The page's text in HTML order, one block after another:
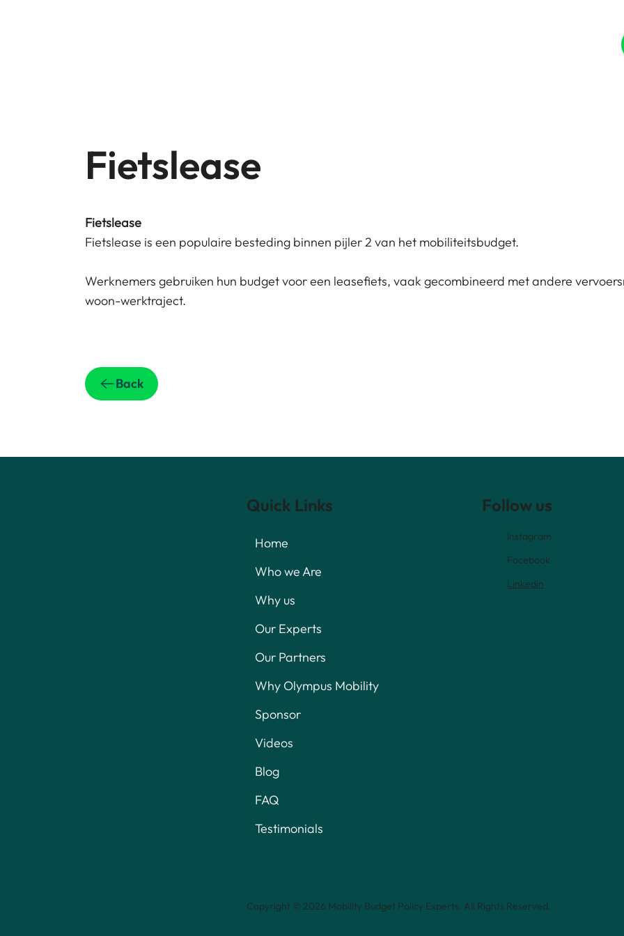
Fietslease
Fietslease is een populaire besteding binnen pijler 2 van het mobiliteitsbudget.
Werknemers gebruiken hun budget voor een leasefiets, vaak gecombineerd met andere
woon-werktraject.
Fietslease
Back
Quick Links
Home
Who we Are
Why us
Our Experts
Our Partners
Why Olympus Mobility
Sponsor
Videos
Blog
FAQ
Testimonials
Copyright © 2026 Mobility Budget Policy Experts. All Rights Reserved.
Follow us
Instagram
Facebook
Linkedin